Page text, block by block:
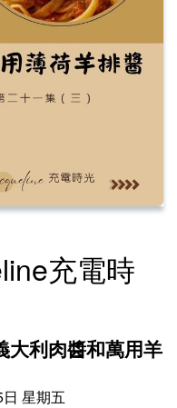
充電時
大利肉醬和萬用羊
星期五